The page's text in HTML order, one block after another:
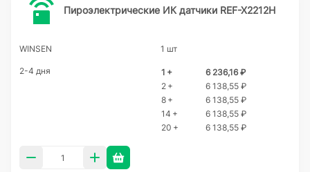
Пироэлектрические ИК датчики REF-X2212H
WINSEN 1 шт
2-4 дня 1 +
6 236,16 ₽
2 +
6 138,55 ₽
8 +
6 138,55 ₽
14 +
6 138,55 ₽
20 +
6 138,55 ₽